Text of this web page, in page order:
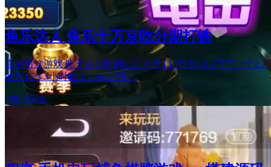
鱼乐达人 鱼乐十万京吃分期打铁
真的吊这游戏 昨天从15吃到13.7 今天13.7吃到13.2下了一个2.1
的到15.3 3小时吃了1.8w京回…
1赞·0评论